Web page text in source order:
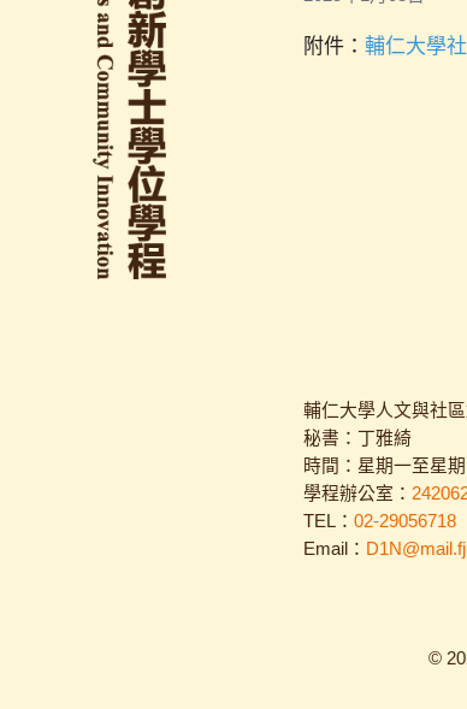
附件： 輔仁大學
輔仁大學人文與社
秘書：丁雅綺
時間：星期一至星
學程辦公室：
TEL： 02-29056718
Email：
©